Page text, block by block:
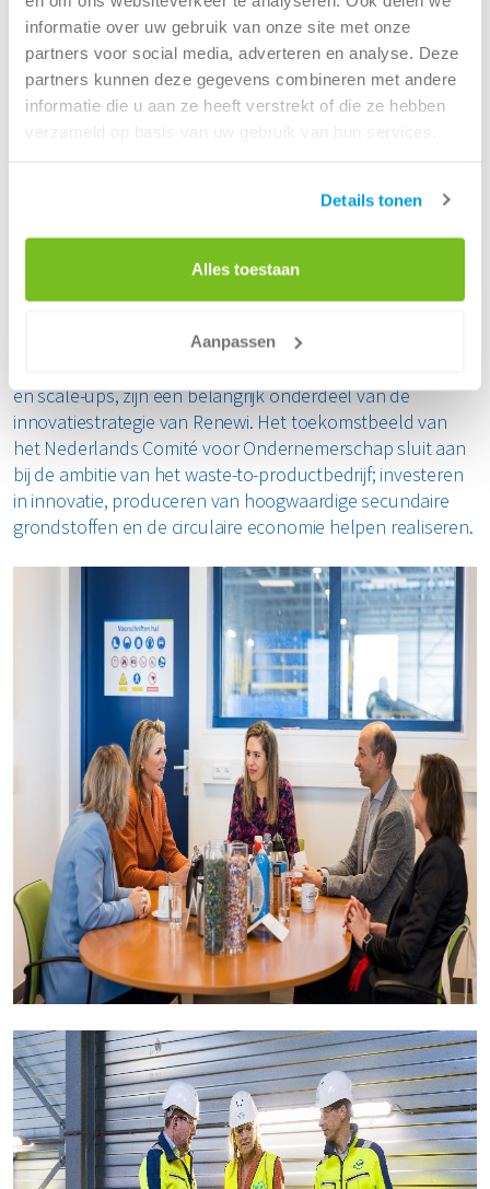
informatie over uw gebruik van onze site met onze
partners voor social media, adverteren en analyse. Deze
partners kunnen deze gegevens combineren met andere
informatie die u aan ze heeft verstrekt of die ze hebben
verzameld op basis van uw gebruik van hun services.
Details tonen
Alles toestaan
Aanpassen
leveren we een belangrijke bijdrage aan het verminderen
van emissies en verlagen we de druk op primaire
grondstoffen.
Samenwerkingen in de keten
ministerie van Economische Zaken en Klimaat om
ondernemerschap in Nederland te stimuleren. Daarbij
richt het Comité zich op versterking van het
Renewi is als Europees opererend bedrijf een schakel in
en scale-ups, zijn een belangrijk onderdeel van de
innovatiestrategie van Renewi. Het toekomstbeeld van
het Nederlands Comité voor Ondernemerschap sluit aan
bij de ambitie van het waste-to-productbedrijf; investeren
in innovatie, produceren van hoogwaardige secundaire
grondstoffen en de circulaire economie helpen realiseren.